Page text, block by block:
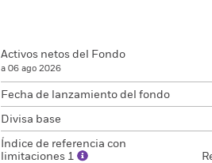
Activos netos del Fondo
a 06 ago 2026
Fecha de lanzamiento del fondo
Divisa base
Índice de referencia con
limitaciones 1